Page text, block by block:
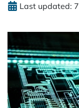
Last updated: